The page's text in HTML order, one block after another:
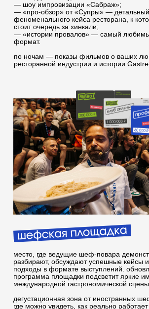
полюбившаяся всем площадка для откровенных
разговоров между участниками и представителями
индустрии
спикерами, автограф-сессии и просто диалоги о самом
важном в отрасли
выбрать билеты
фадеева, д. 5, кв. 22
инн 2320238493, огрн 1162366052705
8 800 700 93 20 (горячая линия) gastreet — international
restaurant show
услуги оказывает общество с ограниченной
ответственностью «сирокко»
договор оферта
оферта детского кемпа
«гастритик»
политика в отношении обработки
персональных данных «гастритик»
согласие на обработку
персональных данных
согласие на получение рассылки
способы оплаты